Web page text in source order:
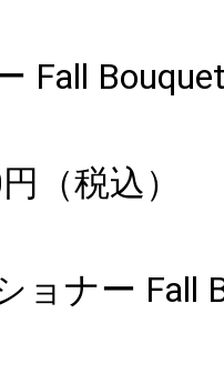
Fall
（税込）
ョナー Fall